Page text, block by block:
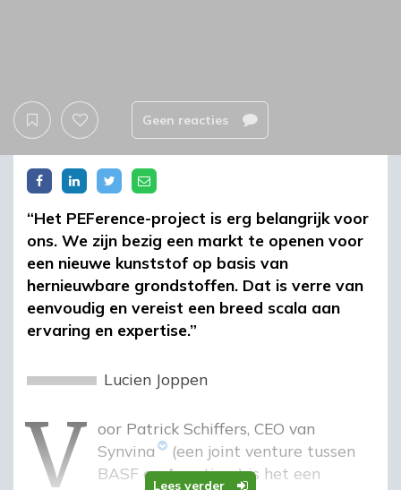
Geen reacties
Lees verder
“Het PEFerence-project is erg belangrijk voor
ons. We zijn bezig een markt te openen voor
een nieuwe kunststof op basis van
hernieuwbare grondstoffen. Dat is verre van
eenvoudig en vereist een breed scala aan
ervaring en expertise.”
Lucien Joppen
v
Voor Patrick Schiffers, CEO van
Synvina
(een joint venture tussen
BASF en Avantium) is het een